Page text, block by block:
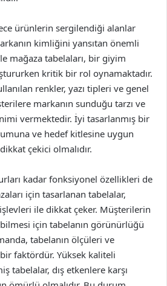
ürünlerin sergilendiği alanlar
kimliğini yansıtan önemli
mağaza tabelaları, bir giyim
kritik bir rol oynamaktadır.
renkler, yazı tipleri ve genel
markanın sunduğu tarzı ve
vermektedir. İyi tasarlanmış bir
ve hedef kitlesine uygun
çekici olmalıdır.
kadar fonksiyonel özellikleri de
için tasarlanan tabelalar,
ile dikkat çeker. Müşterilerin
için tabelanın görünürlüğü
tabelanın ölçüleri ve
faktördür. Yüksek kaliteli
tabelalar, dış etkenlere karşı